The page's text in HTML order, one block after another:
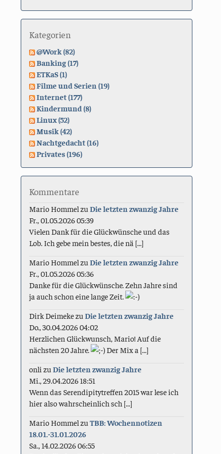
Kategorien
@Work (82)
Banking (17)
ETKaS (1)
Filme und Serien (19)
Internet (177)
Kindermund (8)
Linux (52)
Musik (42)
Nachtgedacht (16)
Privates (196)
Kommentare
Mario Hommel zuDie letzten zwanzig Jahre
Fr., 01.05.2026 05:39
Vielen Dank für die Glückwünsche und das
Lob. Ich gebe mein bestes, die nä [...]
Mario Hommel zuDie letzten zwanzig Jahre
Fr., 01.05.2026 05:36
Danke für die Glückwünsche. Zehn Jahre sind
ja auch schon eine lange Zeit.
Dirk DeimekezuDie letzten zwanzig Jahre
Do., 30.04.2026 04:02
Herzlichen Glückwunsch, Mario! Auf die
nächsten 20 Jahre.
Der Mix a [...]
onli zuDie letzten zwanzig Jahre
Mi., 29.04.2026 18:51
Wenn das Serendipitytreffen 2015 war lese ich
hier also wahrscheinlich sch [...]
Mario Hommel zuTBB: Wochennotizen
18.01.-31.01.2026
Sa., 14.02.2026 06:55